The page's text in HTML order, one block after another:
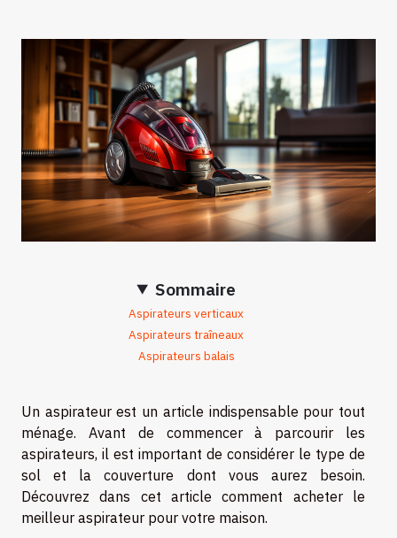
Sommaire
Aspirateurs verticaux
Aspirateurs traîneaux
Aspirateurs balais
Un aspirateur est un article indispensable pour tout
ménage. Avant de commencer à parcourir les
aspirateurs, il est important de considérer le type de
sol et la couverture dont vous aurez besoin.
Découvrez dans cet article comment acheter le
meilleur aspirateur pour votre maison.